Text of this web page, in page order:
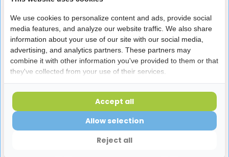
Tandpasta Whitening
Cool Mint | 6 x 100 ml
47,70 44,95
Aquafresh
Tandenborstel | Clean
& Flex Medium | 3 stuks
2,95
Niet op voorraad
We use cookies to personalize content and ads, provide social
media features, and analyze our website traffic. We also share
information about your use of our site with our social media,
advertising, and analytics partners. These partners may
combine it with other information you've provided to them or that
they've collected from your use of their services.
Reject all
Allow selection
Accept all